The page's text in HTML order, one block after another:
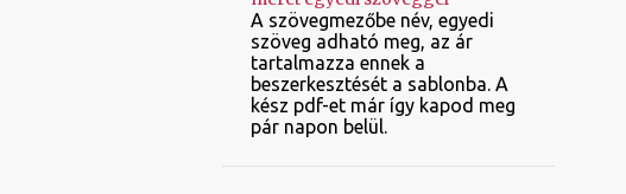
A szövegmezőbe név, egyedi
szöveg adható meg, az ár
tartalmazza ennek a
beszerkesztését a sablonba. A
kész pdf-et már így kapod meg
pár napon belül.